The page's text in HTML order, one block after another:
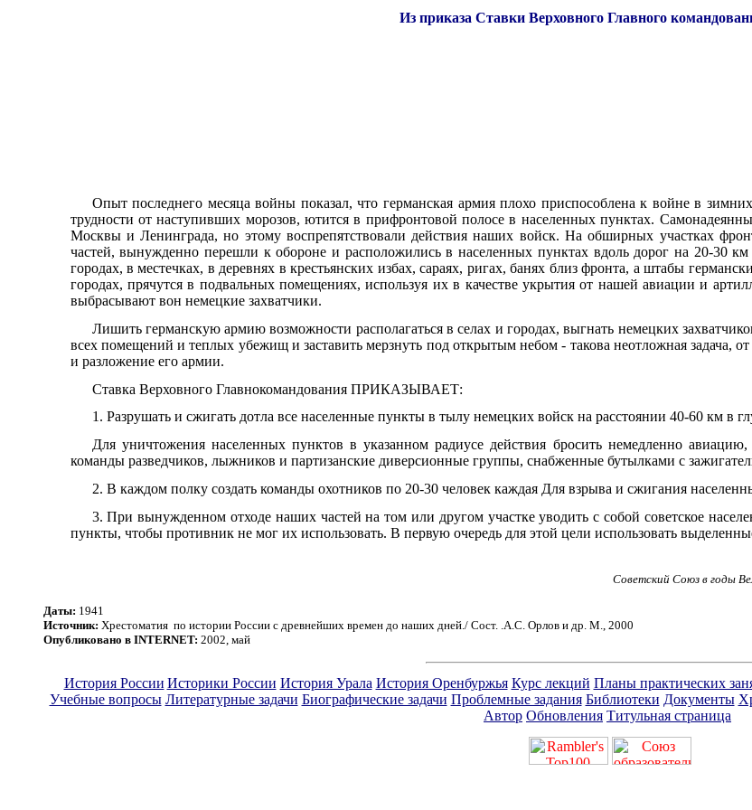
Из приказа Ставки Верховного Главного
Опыт последнего месяца войны показал, что германская армия плохо приспособлена к войне в
трудности от наступивших морозов, ютится в прифронтовой полосе в населенных пунктах.
Москвы и Ленинграда, но этому воспрепятствовали действия наших войск. На обширных участках
частей, вынужденно перешли к обороне и расположились в населенных пунктах вдоль дорог на 20-30
городах, в местечках, в деревнях в крестьянских избах, сараях, ригах, банях близ фронта, а штабы
городах, прячутся в подвальных помещениях, используя их в качестве укрытия от нашей авиации и
выбрасывают вон немецкие захватчики.
Лишить германскую армию возможности располагаться в селах и городах, выгнать немецких
всех помещений и теплых убежищ и заставить мерзнуть под открытым небом - такова неотложная задача,
и разложение его армии.
Ставка Верховного Главнокомандования ПРИКАЗЫВАЕТ:
1. Разрушать и сжигать дотла все населенные пункты в тылу немецких войск на расстоянии 40-60 км в
Для уничтожения населенных пунктов в указанном радиусе действия бросить немедленно
команды разведчиков, лыжников и партизанские диверсионные группы, снабженные бутылками с
2. В каждом полку создать команды охотников по 20-30 человек каждая Для взрыва и сжигания
3. При вынужденном отходе наших частей на том или другом участке уводить с собой советское
пункты, чтобы противник не мог их использовать. В первую очередь для этой цели использовать
Советский Союз в годы
Даты: 1941
Источник: Хрестоматия по истории России с древнейших времен до наших дней./ Сост. .А.С. Орлов и др. М., 2000
Опубликовано в INTERNET: 2002, май
История России Историки России История Урала История Оренбуржья Курс лекций Планы практических
Учебные вопросы Литературные задачи Биографические задачи Проблемные задания Библиотеки Документы
Автор Обновления Титульная страница